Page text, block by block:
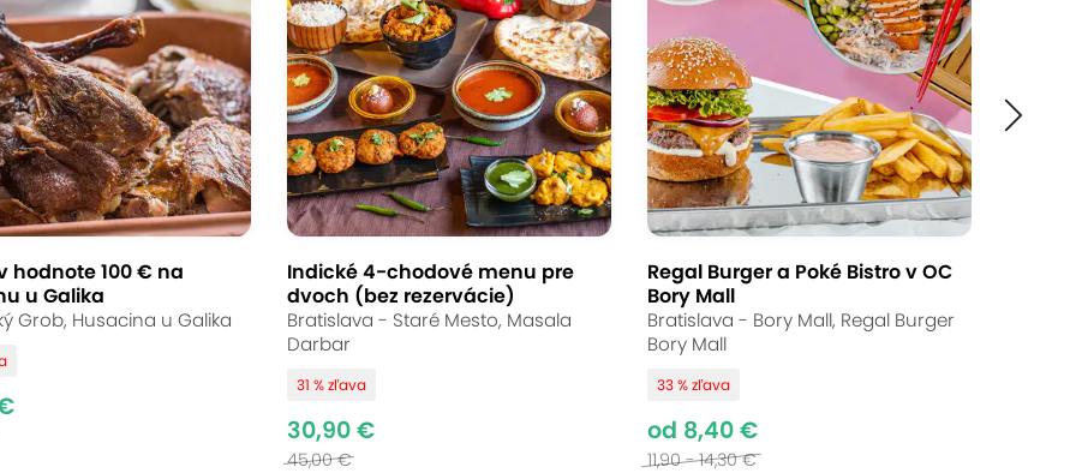
a husacie hody
v reštaurácii
Bratislava - Rača(mapa)
Ukončené
od 47,85 €
Až 44 % zľava Bežná cena: 75 - 199,00 €
rodiny a priateľov. Nechajte sa zlákať na obľúbené kačacie a husacie hody od
nasledovať lahodnú vôňu do Reštaurácie Rotoska. Do zlatista pečené húsky a
vám navyše dovezú priamo domov či do kancelárie alebo môžete využiť osobný
hodnote 100 € na
u Galika
Grob, Husacina u Galika
Indické 4-chodové menu pre
dvoch (bez rezervácie)
Bratislava - Staré Mesto, Masala
Darbar
31 % zľava
30,90 €
45,00 €
Regal Burger a Poké Bistro v OC
Bory Mall
Bratislava - Bory Mall, Regal Burger
Bory Mall
33 % zľava
od 8,40 €
11,90 - 14,30 €